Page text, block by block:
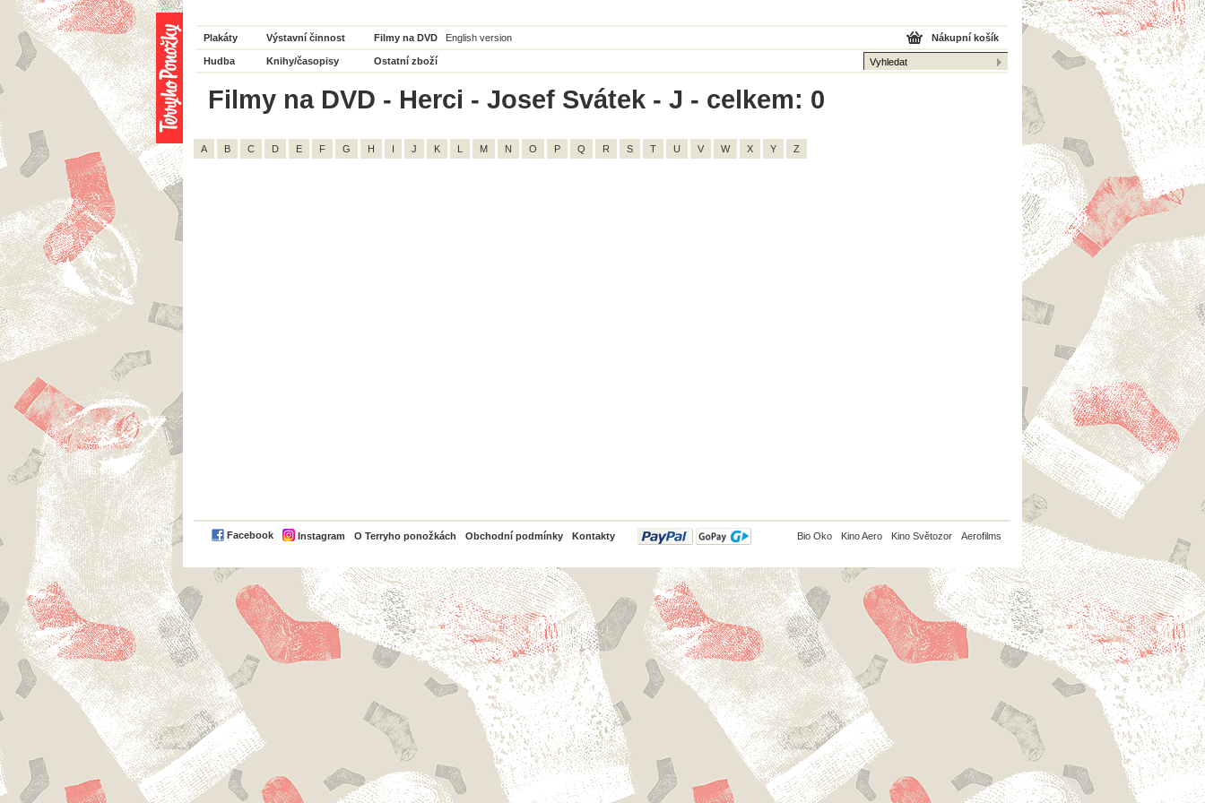
Plakáty Výstavní činnost Filmy na DVD English version
Hudba Knihy/časopisy Ostatní zboží
Nákupní košík
Filmy na DVD - Herci - Josef Svátek - J - celkem: 0
A B C D E F G H I J K L M N O P Q R S T U V W X Y Z
Facebook Instagram O Terryho ponožkách Obchodní podmínky Kontakty
PayPal Bio Oko Kino Aero Kino Světozor Aerofilms